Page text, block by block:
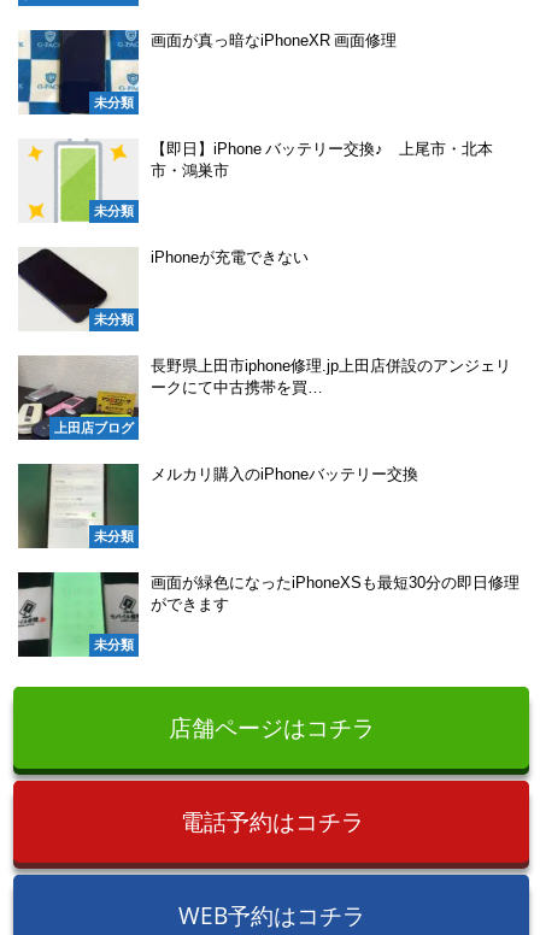
未分類
画面が真っ暗なiPhoneXR 画面修理
未分類
【即日】iPhone バッテリー交換♪ 上尾市・北本
市・鴻巣市
未分類
iPhoneが充電できない
上田店ブログ
長野県上田市iphone修理.jp上田店併設のアンジェリ
ークにて中古携帯を買…
未分類
メルカリ購入のiPhoneバッテリー交換
未分類
画面が緑色になったiPhoneXSも最短30分の即日修理
ができます
店舗ページはコチラ
電話予約はコチラ
WEB予約はコチラ